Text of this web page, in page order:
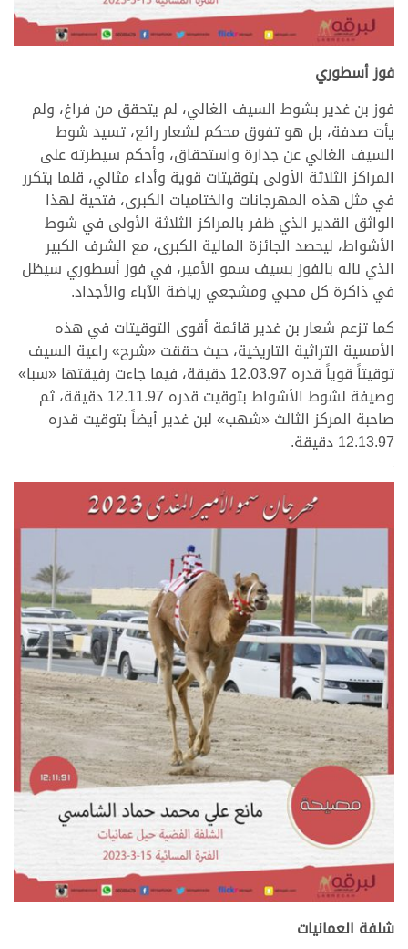
فوز أسطوري
فوز بن غدير بشوط السيف الغالي، لم يتحقق من فراغ، ولم
يأت صدفة، بل هو تفوق محكم لشعار رائع، تسيد شوط
السيف الغالي عن جدارة واستحقاق، وأحكم سيطرته على
المراكز الثلاثة الأولى بتوقيتات قوية وأداء مثالي، قلما يتكرر
في مثل هذه المهرجانات والختاميات الكبرى، فتحية لهذا
الواثق القدير الذي ظفر بالمراكز الثلاثة الأولى في شوط
الأشواط، ليحصد الجائزة المالية الكبرى، مع الشرف الكبير
الذي ناله بالفوز بسيف سمو الأمير، في فوز أسطوري سيظل
في ذاكرة كل محبي ومشجعي رياضة الآباء والأجداد.
كما تزعم شعار بن غدير قائمة أقوى التوقيتات في هذه
الأمسية التراثية التاريخية، حيث حققت «شرح» راعية السيف
توقيتاً قوياً قدره 12.03.97 دقيقة، فيما جاءت رفيقتها «سبا»
وصيفة لشوط الأشواط بتوقيت قدره 12.11.97 دقيقة، ثم
صاحبة المركز الثالث «شهب» لبن غدير أيضاً بتوقيت قدره
12.13.97 دقيقة.
شلفة العمانيات